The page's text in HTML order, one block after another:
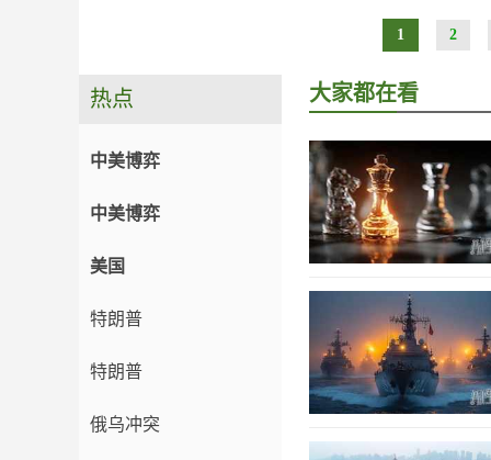
1 2
热点
中美博弈
中美博弈
美国
特朗普
特朗普
俄乌冲突
大家都在看